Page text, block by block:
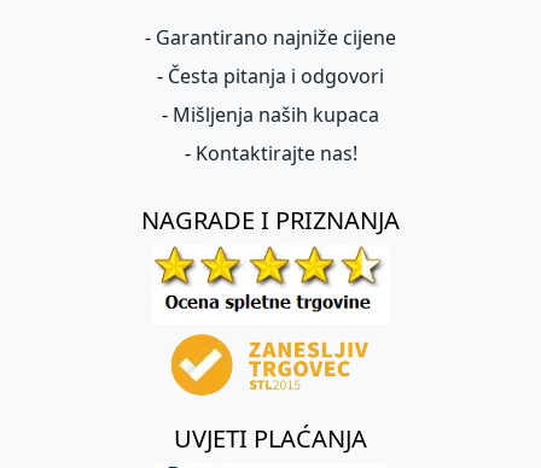
- Garantirano najniže cijene
- Česta pitanja i odgovori
- Mišljenja naših kupaca
- Kontaktirajte nas!
NAGRADE I PRIZNANJA
UVJETI PLAĆANJA